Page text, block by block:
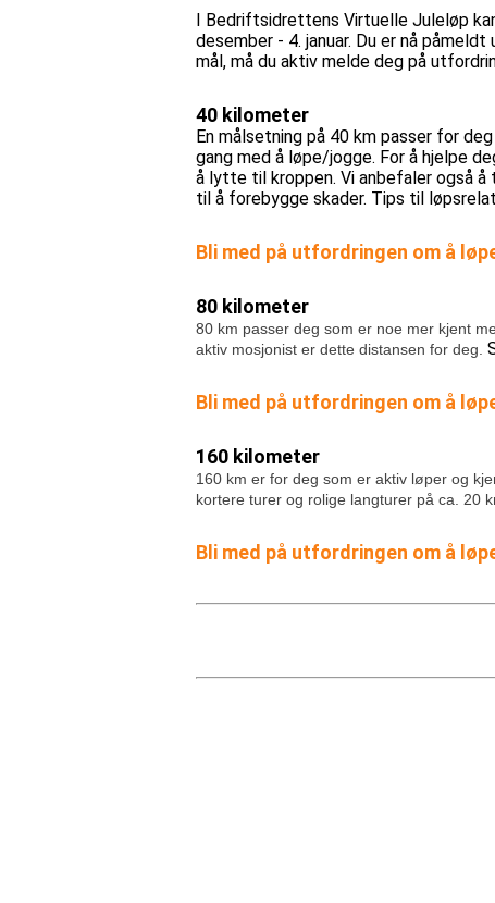
I Bedriftsidrettens Virtuelle Juleløp
desember - 4. januar. Du er nå
mål, må du aktiv melde deg på
40 kilometer
En målsetning på 40 km passer for
gang med å løpe/jogge. For å hjelpe
å lytte til kroppen. Vi anbefaler også
til å forebygge skader. Tips til
Bli med på utfordringen om å
80 kilometer
80 km passer deg som er noe mer kjent
aktiv mosjonist er dette distansen for deg.
Bli med på utfordringen om å
160 kilometer
160 km er for deg som er aktiv løper og
kortere turer og rolige langturer på ca. 20
Bli med på utfordringen om å